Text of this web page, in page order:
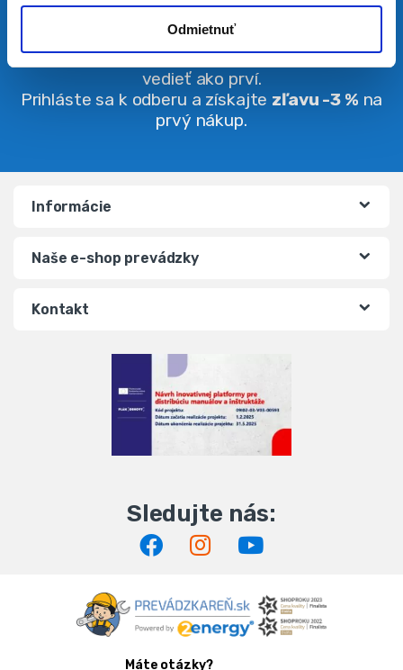
Odmietnuť
Pravidelná dávka noviniek
Buďte vždy v obraze. O zľavách budete
vedieť ako prví.
Prihláste sa k odberu a získajte zľavu -3 % na
prvý nákup.
Informácie
Naše e-shop prevádzky
Kontakt
Máte otázky?